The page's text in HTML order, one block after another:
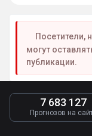
Посетители,
могут
публикации.
7 683 127
Прогнозов на